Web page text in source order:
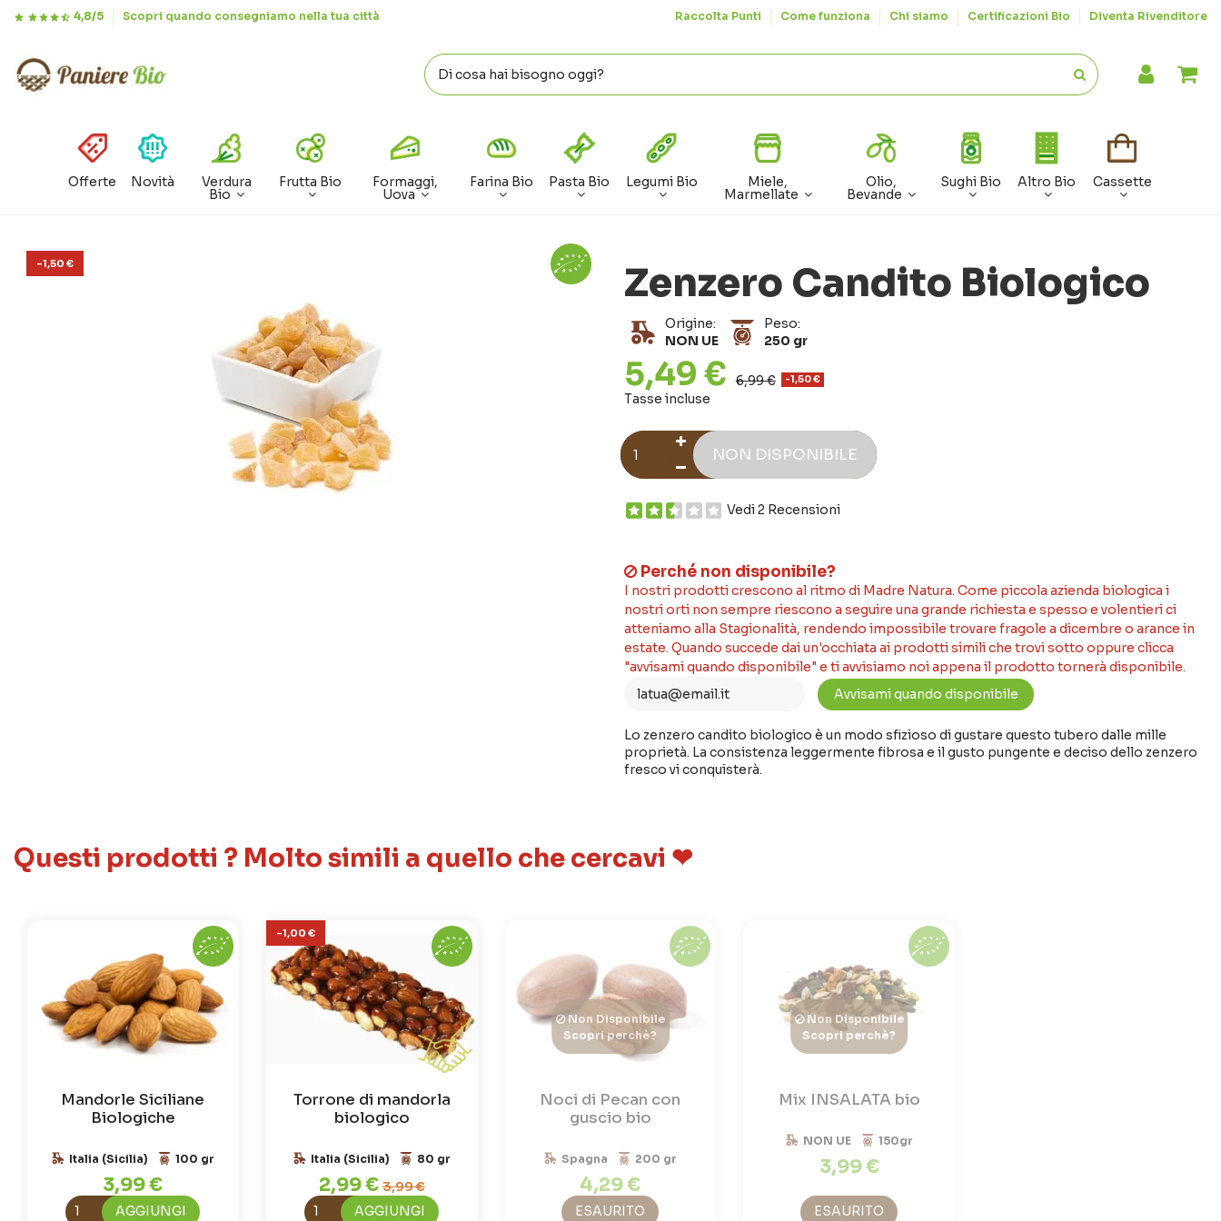
4,8/5 Scopri quando consegniamo nella tua città Raccolta Punti Come funziona Chi siamo Certificazioni Bio Diventa Rivenditore
Offerte Novità Verdura
Bio
Frutta Bio Formaggi,
Uova
Farina Bio Pasta Bio Legumi Bio Miele,
Marmellate
Olio,
Bevande
Sughi Bio Altro Bio Cassette
-1,50 € Zenzero Candito Biologico
Origine:
NON UE
Peso:
250 gr
5,49 € 6,99 € -1,50 €
Tasse incluse
NON DISPONIBILE
Vedi 2 Recensioni
Perché non disponibile?
I nostri prodotti crescono al ritmo di Madre Natura. Come piccola azienda biologica i
nostri orti non sempre riescono a seguire una grande richiesta e spesso e volentieri ci
atteniamo alla Stagionalità, rendendo impossibile trovare fragole a dicembre o arance in
estate. Quando succede dai un'occhiata ai prodotti simili che trovi sotto oppure clicca
"avvisami quando disponibile" e ti avvisiamo noi appena il prodotto tornerà disponibile.
Lo zenzero candito biologico è un modo sfizioso di gustare questo tubero dalle mille
proprietà. La consistenza leggermente fibrosa e il gusto pungente e deciso dello zenzero
fresco vi conquisterà.
Questi prodotti ? Molto simili a quello che cercavi ❤
Mandorle Siciliane
Biologiche
Italia (Sicilia) 100 gr
3,99 €
AGGIUNGI
-1,00 €
Torrone di mandorla
biologico
Italia (Sicilia) 80 gr
2,99 €3,99 €
AGGIUNGI
Non Disponibile
Scopri perchè?
Noci di Pecan con
guscio bio
Spagna 200 gr
4,29 €
ESAURITO
Non Disponibile
Scopri perchè?
Mix INSALATA bio
NON UE 150gr
3,99 €
ESAURITO